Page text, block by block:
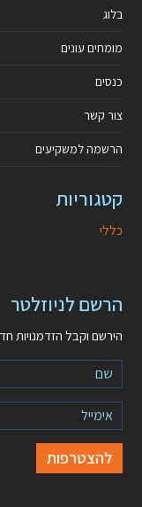
בלוג
מומחים עונים
כנסים
צור קשר
הרשמה למשקיעים
קטגוריות
כללי
הרשם לניוזלטר
הירשם וקבל הזדמנויות